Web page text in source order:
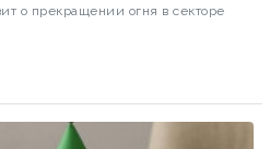
о прекращении огня в секторе